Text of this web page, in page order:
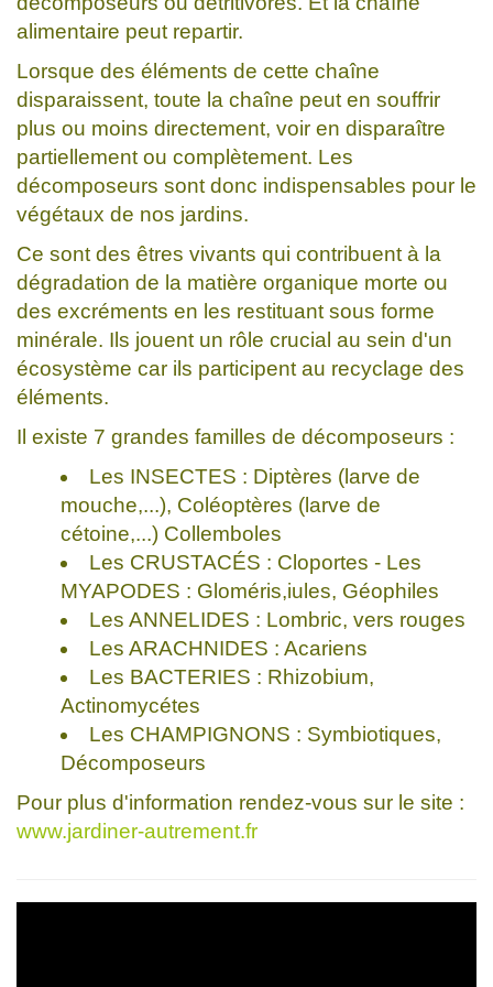
alimentaire peut repartir.
Lorsque des éléments de cette chaîne
disparaissent, toute la chaîne peut en souffrir
plus ou moins directement, voir en disparaître
partiellement ou complètement. Les
décomposeurs sont donc indispensables pour le
végétaux de nos jardins.
Ce sont des êtres vivants qui contribuent à la
dégradation de la matière organique morte ou
des excréments en les restituant sous forme
minérale. Ils jouent un rôle crucial au sein d'un
écosystème car ils participent au recyclage des
éléments.
Il existe 7 grandes familles de décomposeurs :
Les INSECTES : Diptères (larve de
mouche,...), Coléoptères (larve de
cétoine,...) Collemboles
Les CRUSTACÉS : Cloportes - Les
MYAPODES : Gloméris,iules, Géophiles
Les ANNELIDES : Lombric, vers rouges
Les ARACHNIDES : Acariens
Les BACTERIES : Rhizobium,
Actinomycétes
Les CHAMPIGNONS : Symbiotiques,
Décomposeurs
Pour plus d'information rendez-vous sur le site :
www.jardiner-autrement.fr